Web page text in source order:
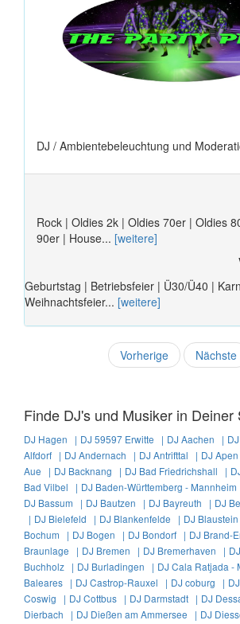
DJ / Ambientebeleuchtung und
Rock | Oldies 2k | Oldies 70er | Oldies
90er | House... [weitere]
Geburtstag | Betriebsfeier | Ü30/Ü40 |
Weihnachtsfeier... [weitere]
Vorherige Nächste
Finde DJ's und Musiker in Deiner
DJ Hagen | DJ 59597 Erwitte | DJ Aachen |
Alfdorf | DJ Andernach | DJ Antrifttal | DJ
Aue | DJ Backnang | DJ Bad Friedrichshall |
Bad Vilbel | DJ Baden-Württemberg -
DJ Bassum | DJ Bautzen | DJ Bayreuth | DJ
| DJ Bielefeld | DJ Blankenfelde | DJ
Bochum | DJ Bogen | DJ Bondorf | DJ Brand-
Braunlage | DJ Bremen | DJ Bremerhaven |
Buchholz | DJ Burladingen | DJ Cala Ratjada -
Baleares | DJ Castrop-Rauxel | DJ coburg |
Coswig | DJ Cottbus | DJ Darmstadt | DJ
Dierbach | DJ Dießen am Ammersee | DJ